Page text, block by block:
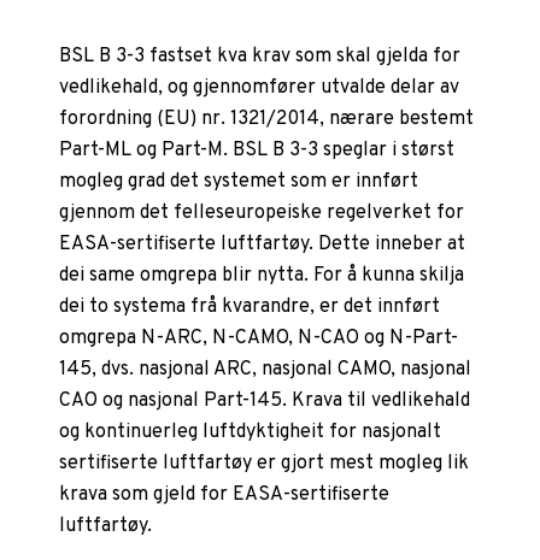
BSL B 3-3 fastset kva krav som skal gjelda for
vedlikehald, og gjennomfører utvalde delar av
forordning (EU) nr. 1321/2014, nærare bestemt
Part-ML og Part-M. BSL B 3-3 speglar i størst
mogleg grad det systemet som er innført
gjennom det felleseuropeiske regelverket for
EASA-sertifiserte luftfartøy. Dette inneber at
dei same omgrepa blir nytta. For å kunna skilja
dei to systema frå kvarandre, er det innført
omgrepa N-ARC, N-CAMO, N-CAO og N-Part-
145, dvs. nasjonal ARC, nasjonal CAMO, nasjonal
CAO og nasjonal Part-145. Krava til vedlikehald
og kontinuerleg luftdyktigheit for nasjonalt
sertifiserte luftfartøy er gjort mest mogleg lik
krava som gjeld for EASA-sertifiserte
luftfartøy.